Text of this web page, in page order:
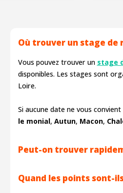
Où trouver un stage de
Vous pouvez trouver un stage
disponibles. Les stages sont
Loire.
Si aucune date ne vous
le monial, Autun, Macon,
Peut-on trouver
Quand les points sont-